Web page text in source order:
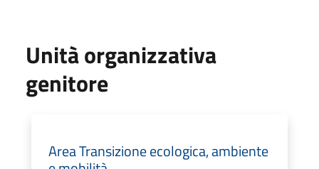
Unità organizzativa
genitore
Area Transizione ecologica, ambiente